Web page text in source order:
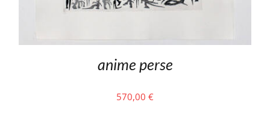
anime perse
570,00 €